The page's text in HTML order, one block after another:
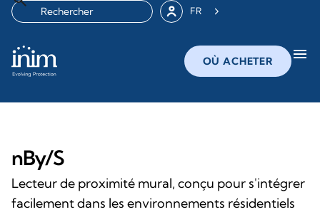
FR
OÙ ACHETER menu
nBy/S
Lecteur de proximité mural, conçu pour s'intégrer
facilement dans les environnements résidentiels